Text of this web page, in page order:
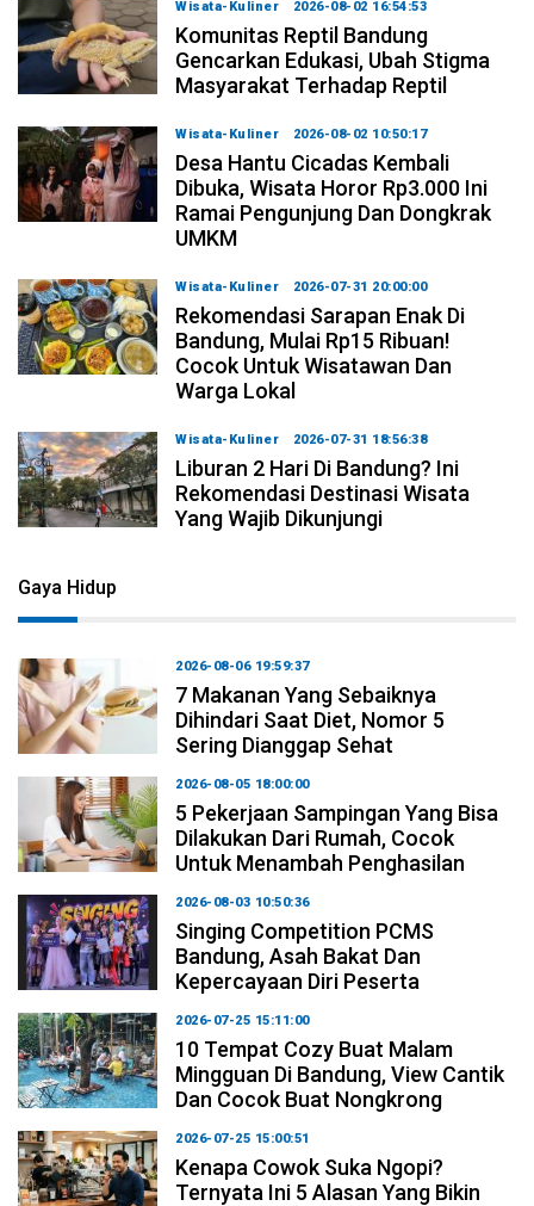
Wisata-Kuliner 2026-08-02 16:54:53
Komunitas Reptil Bandung
Gencarkan Edukasi, Ubah Stigma
Masyarakat Terhadap Reptil
Wisata-Kuliner 2026-08-02 10:50:17
Desa Hantu Cicadas Kembali
Dibuka, Wisata Horor Rp3.000 Ini
Ramai Pengunjung Dan Dongkrak
UMKM
Wisata-Kuliner 2026-07-31 20:00:00
Rekomendasi Sarapan Enak Di
Bandung, Mulai Rp15 Ribuan!
Cocok Untuk Wisatawan Dan
Warga Lokal
Wisata-Kuliner 2026-07-31 18:56:38
Liburan 2 Hari Di Bandung? Ini
Rekomendasi Destinasi Wisata
Yang Wajib Dikunjungi
Gaya Hidup
2026-08-06 19:59:37
7 Makanan Yang Sebaiknya
Dihindari Saat Diet, Nomor 5
Sering Dianggap Sehat
2026-08-05 18:00:00
5 Pekerjaan Sampingan Yang Bisa
Dilakukan Dari Rumah, Cocok
Untuk Menambah Penghasilan
2026-08-03 10:50:36
Singing Competition PCMS
Bandung, Asah Bakat Dan
Kepercayaan Diri Peserta
2026-07-25 15:11:00
10 Tempat Cozy Buat Malam
Mingguan Di Bandung, View Cantik
Dan Cocok Buat Nongkrong
2026-07-25 15:00:51
Kenapa Cowok Suka Ngopi?
Ternyata Ini 5 Alasan Yang Bikin